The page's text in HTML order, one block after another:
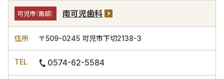
可児市（南部） 南可児歯科
〒509-0245 可児市下切2138-3
0574-62-5584